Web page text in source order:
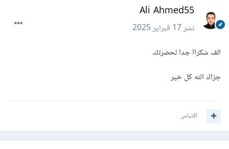
Ali Ahmed55
نشر17 فبراير 2025
الف شكراا جدا لحضرتك
جزاك الله كل خير
اقتباس